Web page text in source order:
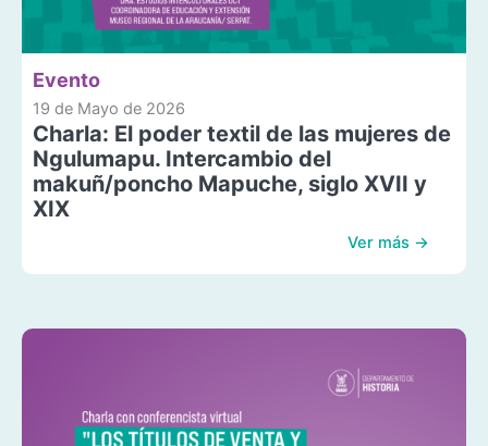
Evento
19 de Mayo de 2026
Charla: El poder textil de las mujeres de
Ngulumapu. Intercambio del
makuñ/poncho Mapuche, siglo XVII y
XIX
Ver más →